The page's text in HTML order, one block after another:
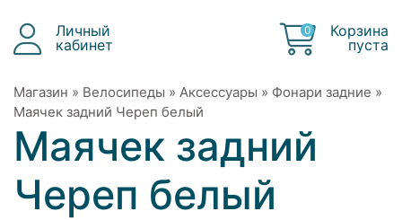
Личный
кабинет
0
Корзина
пуста
Магазин » Велосипеды » Аксессуары » Фонари задние »
Маячек задний Череп белый
Маячек задний
Череп белый